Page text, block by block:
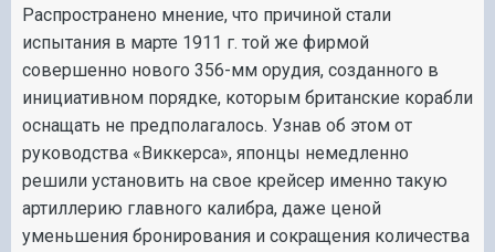
Распространено мнение, что причиной стали
испытания в марте 1911 г. той же фирмой
совершенно нового 356-мм орудия, созданного в
инициативном порядке, которым британские корабли
оснащать не предполагалось. Узнав об этом от
руководства «Виккерса», японцы немедленно
решили установить на свое крейсер именно такую
артиллерию главного калибра, даже ценой
уменьшения бронирования и сокращения количества